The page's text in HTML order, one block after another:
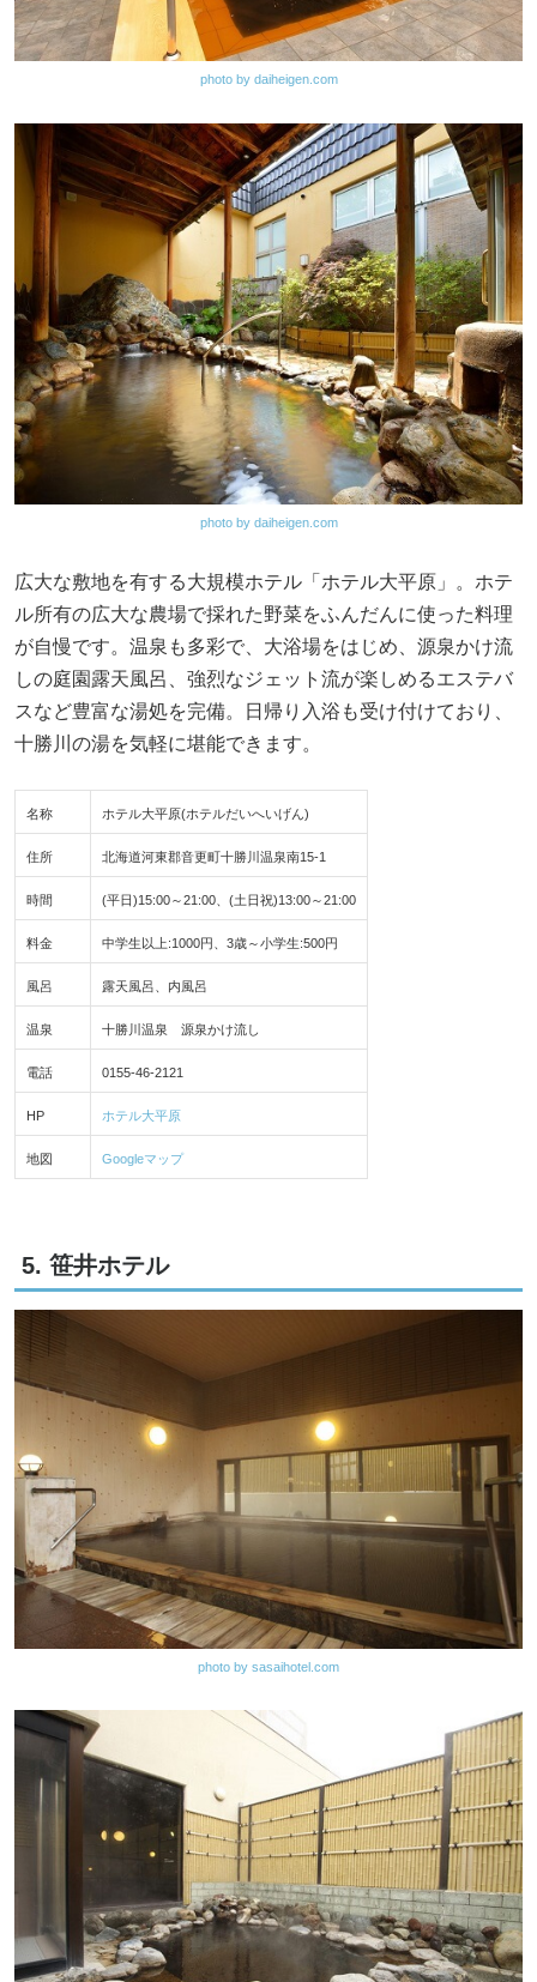
photo by daiheigen.com
photo by daiheigen.com
広大な敷地を有する大規模ホテル「ホテル大平原」。ホテ
ル所有の広大な農場で採れた野菜をふんだんに使った料理
が自慢です。温泉も多彩で、大浴場をはじめ、源泉かけ流
しの庭園露天風呂、強烈なジェット流が楽しめるエステバ
スなど豊富な湯処を完備。日帰り入浴も受け付けており、
十勝川の湯を気軽に堪能できます。
名称 ホテル大平原(ホテルだいへいげん)
住所 北海道河東郡音更町十勝川温泉南15-1
時間 (平日)15:00～21:00、(土日祝)13:00～21:00
料金 中学生以上:1000円、3歳～小学生:500円
風呂 露天風呂、内風呂
温泉 十勝川温泉 源泉かけ流し
電話 0155-46-2121
HP ホテル大平原
地図 Googleマップ
5. 笹井ホテル
photo by sasaihotel.com